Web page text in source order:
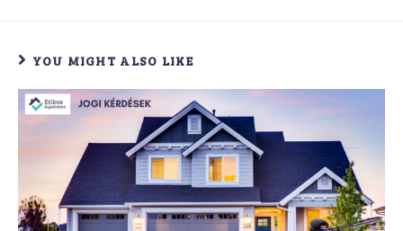
YOU MIGHT ALSO LIKE